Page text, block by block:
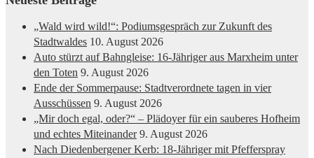
„Wald wird wild!“: Podiumsgespräch zur Zukunft des
Stadtwaldes 10. August 2026
Auto stürzt auf Bahngleise: 16-Jähriger aus Marxheim unter
den Toten 9. August 2026
Ende der Sommerpause: Stadtverordnete tagen in vier
Ausschüssen 9. August 2026
„Mir doch egal, oder?“ – Plädoyer für ein sauberes Hofheim
und echtes Miteinander 9. August 2026
Nach Diedenbergener Kerb: 18-Jähriger mit Pfefferspray